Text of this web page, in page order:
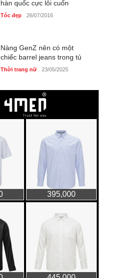
hàn quốc cực lôi cuốn
Tóc đẹp 26/07/2016
Nàng GenZ nên có một
chiếc barrel jeans trong tủ
Thời trang nữ 23/05/2025